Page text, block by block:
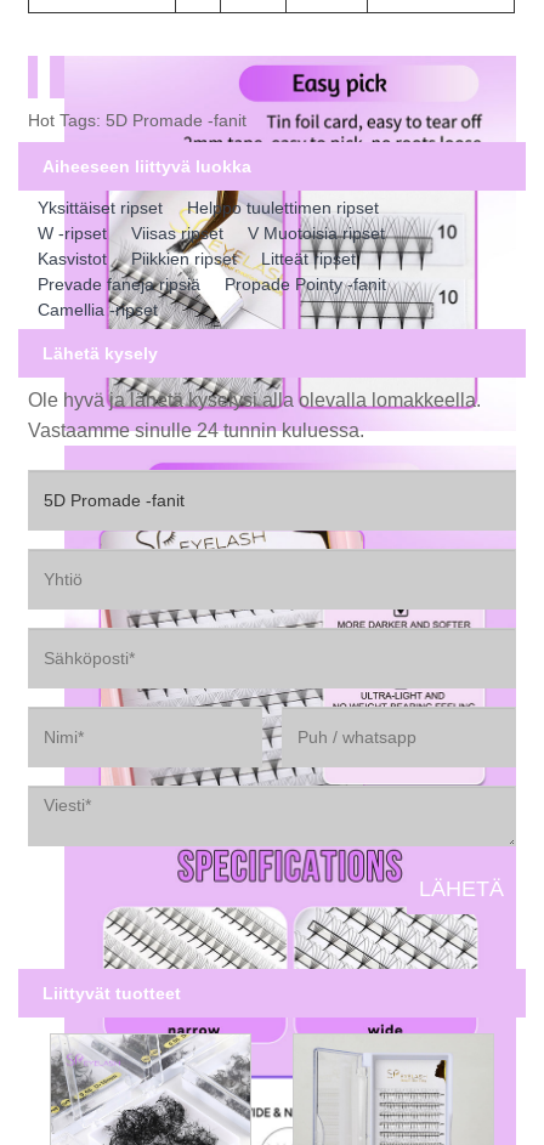
Hot Tags: 5D Promade -fanit
Aiheeseen liittyvä luokka
Yksittäiset ripset
Helppo tuulettimen ripset
W -ripset
Viisas ripset
V Muotoisia ripset
Kasvistot
Piikkien ripset
Litteät ripset
Prevade faneja ripsiä
Propade Pointy -fanit
Camellia -ripset
Lähetä kysely
Ole hyvä ja lähetä kyselysi alla olevalla lomakkeella.
Vastaamme sinulle 24 tunnin kuluessa.
Liittyvät tuotteet